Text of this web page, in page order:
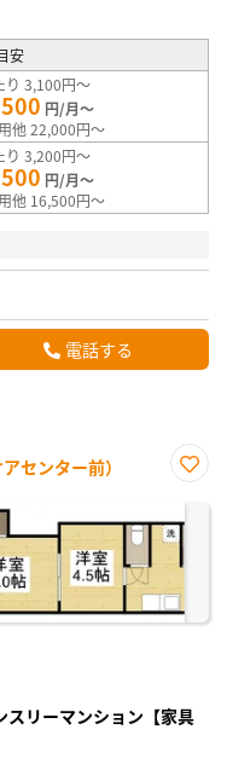
安
り 3,100円～
円/月～
他 22,000円～
り 3,200円～
円/月～
他 16,500円～
電話する
センター前）
に入
り登
録
スリーマンション【家具